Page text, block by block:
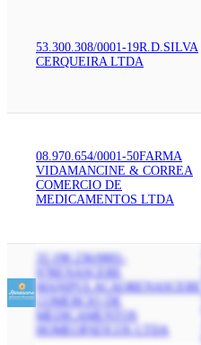
53.300.308/0001-19R.D.SILVA
CERQUEIRA LTDA
08.970.654/0001-50FARMA
VIDAMANCINE & CORREA
COMERCIO DE
MEDICAMENTOS LTDA
33.190.236/0001-
RENASCERE
MANIPULACAORENASCERE
COMERCIO DE
MEDICAMENTOS
HOMEOPATICOS LTDA